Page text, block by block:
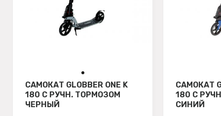
САМОКАТ GLOBBER ONE K
180 С РУЧН. ТОРМОЗОМ
ЧЕРНЫЙ
САМОКАТ
180 С
СИНИЙ